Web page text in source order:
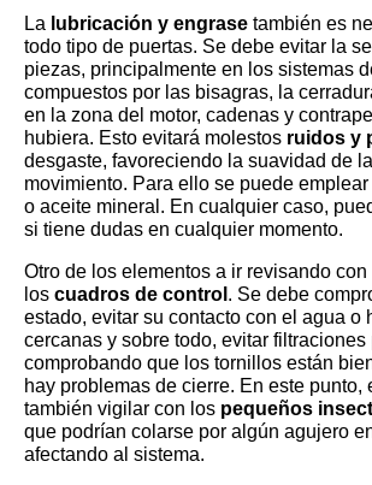
La lubricación y engrase también es
todo tipo de puertas. Se debe evitar la
piezas, principalmente en los sistemas
compuestos por las bisagras, la
en la zona del motor, cadenas y
hubiera. Esto evitará molestos ruidos y
desgaste, favoreciendo la suavidad de
movimiento. Para ello se puede
o aceite mineral. En cualquier caso,
si tiene dudas en cualquier momento.
Otro de los elementos a ir revisando
los cuadros de control . Se debe
estado, evitar su contacto con el agua o
cercanas y sobre todo, evitar filtraciones
comprobando que los tornillos están
hay problemas de cierre. En este punto,
también vigilar con los pequeños
que podrían colarse por algún agujero
afectando al sistema.